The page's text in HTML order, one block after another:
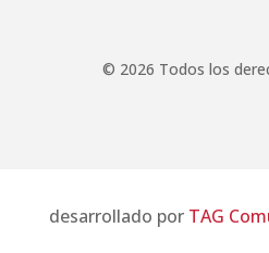
© 2026 Todos los
desarrollado por TAG